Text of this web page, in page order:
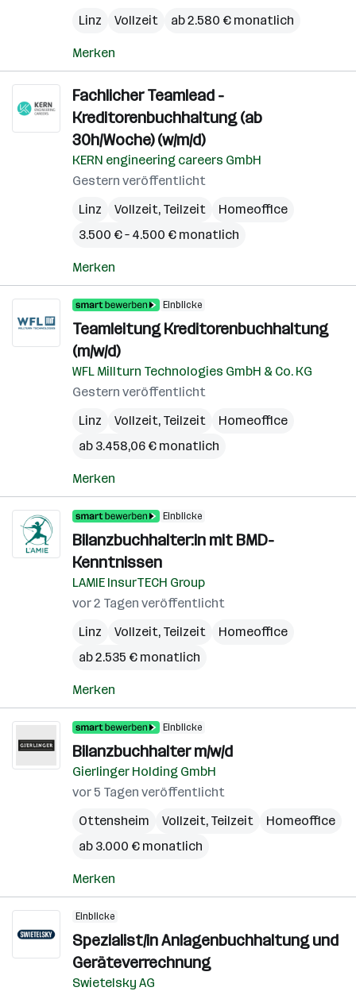
Linz
Vollzeit ab 2.580 € monatlich
Merken
Fachlicher Teamlead -
Kreditorenbuchhaltung (ab
30h/Woche) (w/m/d)
KERN engineering careers GmbH
Gestern veröffentlicht
Linz
Vollzeit, Teilzeit
Homeoffice
3.500 € – 4.500 € monatlich
Merken
Einblicke
Teamleitung Kreditorenbuchhaltung
(m/w/d)
WFL Millturn Technologies GmbH & Co. KG
Gestern veröffentlicht
Linz
Vollzeit, Teilzeit
Homeoffice
ab 3.458,06 € monatlich
Merken
Einblicke
Bilanzbuchhalter:in mit BMD-
Kenntnissen
LAMIE InsurTECH Group
vor 2 Tagen veröffentlicht
Linz
Vollzeit, Teilzeit
Homeoffice
ab 2.535 € monatlich
Merken
Einblicke
Bilanzbuchhalter m/w/d
Gierlinger Holding GmbH
vor 5 Tagen veröffentlicht
Ottensheim
Vollzeit, Teilzeit
Homeoffice
ab 3.000 € monatlich
Merken
Einblicke
Spezialist/in Anlagenbuchhaltung und
Geräteverrechnung
Swietelsky AG